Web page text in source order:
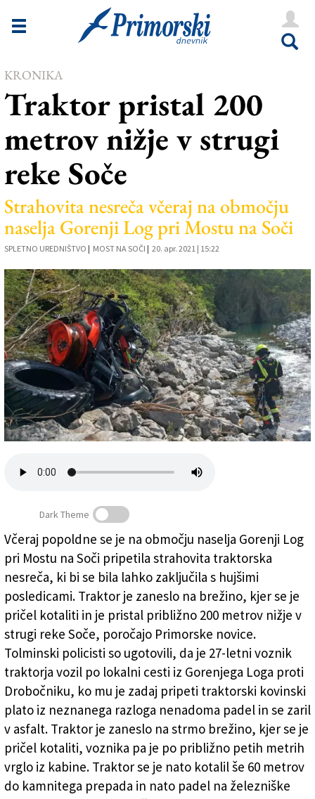
Novice
Goriška
Kultura
Šport
Še
Vreme
V Kioskih
Uredništvo
Oglasi
Založnik
Zadruga PD
Naročnine
KRONIKA
Traktor pristal 200
metrov nižje v strugi
reke Soče
Strahovita nesreča včeraj na območju
naselja Gorenji Log pri Mostu na Soči
SPLETNO UREDNIŠTVO | MOST NA SOČI | 20. apr. 2021 | 15:22
Ostanki traktorja (PGD TOLMIN)
Dark Theme
Včeraj popoldne se je na območju naselja Gorenji Log
pri Mostu na Soči pripetila strahovita traktorska
nesreča, ki bi se bila lahko zaključila s hujšimi
posledicami. Traktor je zaneslo na brežino, kjer se je
pričel kotaliti in je pristal približno 200 metrov nižje v
strugi reke Soče, poročajo Primorske novice.
Tolminski policisti so ugotovili, da je 27-letni voznik
traktorja vozil po lokalni cesti iz Gorenjega Loga proti
Drobočniku, ko mu je zadaj pripeti traktorski kovinski
plato iz neznanega razloga nenadoma padel in se zaril
v asfalt. Traktor je zaneslo na strmo brežino, kjer se je
pričel kotaliti, voznika pa je po približno petih metrih
vrglo iz kabine. Traktor se je nato kotalil še 60 metrov
do kamnitega prepada in nato padel na železniške